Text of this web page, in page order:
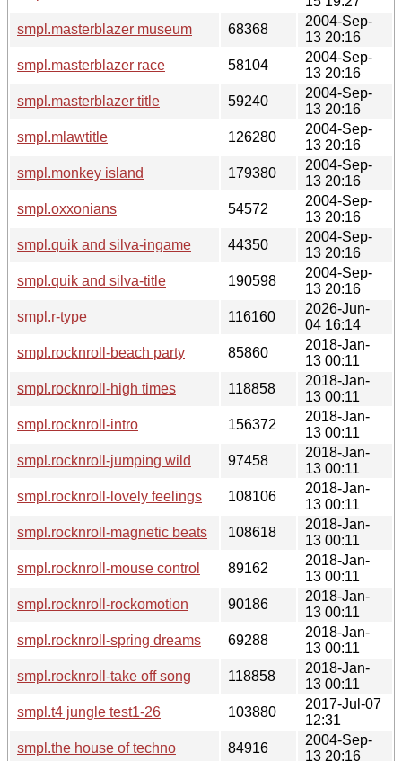
smpl.masterblazer museum
68368
2004-Sep-
13 20:16
smpl.masterblazer race
58104
2004-Sep-
13 20:16
smpl.masterblazer title
59240
2004-Sep-
13 20:16
smpl.mlawtitle
126280
2004-Sep-
13 20:16
smpl.monkey island
179380
2004-Sep-
13 20:16
smpl.oxxonians
54572
2004-Sep-
13 20:16
smpl.quik and silva-ingame
44350
2004-Sep-
13 20:16
smpl.quik and silva-title
190598
2004-Sep-
13 20:16
smpl.r-type
116160
2026-Jun-
04 16:14
smpl.rocknroll-beach party
85860
2018-Jan-
13 00:11
smpl.rocknroll-high times
118858
2018-Jan-
13 00:11
smpl.rocknroll-intro
156372
2018-Jan-
13 00:11
smpl.rocknroll-jumping wild
97458
2018-Jan-
13 00:11
smpl.rocknroll-lovely feelings
108106
2018-Jan-
13 00:11
smpl.rocknroll-magnetic beats
108618
2018-Jan-
13 00:11
smpl.rocknroll-mouse control
89162
2018-Jan-
13 00:11
smpl.rocknroll-rockomotion
90186
2018-Jan-
13 00:11
smpl.rocknroll-spring dreams
69288
2018-Jan-
13 00:11
smpl.rocknroll-take off song
118858
2018-Jan-
13 00:11
smpl.t4 jungle test1-26
103880
2017-Jul-07
12:31
smpl.the house of techno
84916
2004-Sep-
13 20:16